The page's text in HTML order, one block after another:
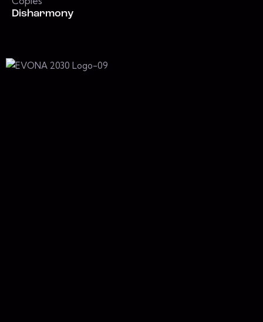
Disharmony